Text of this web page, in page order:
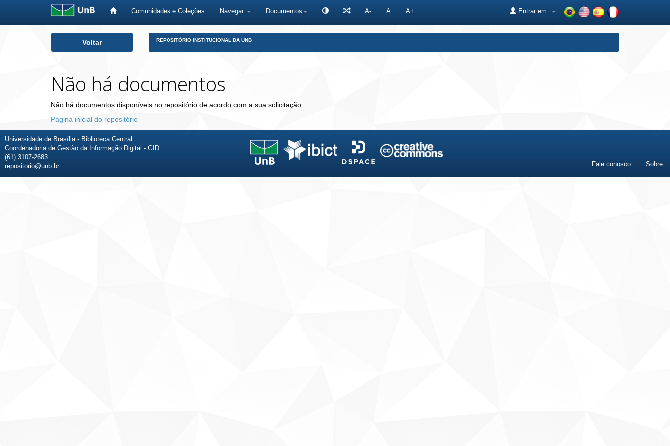
Comunidades e Coleções Navegar Documentos A- A A+ Entrar em:
Voltar REPOSITÓRIO INSTITUCIONAL DA UNB
Não há documentos
Não há documentos disponíveis no repositório de acordo com a sua solicitação.
Página inicial do repositório
Universidade de Brasília - Biblioteca Central
Coordenadoria de Gestão da Informação Digital - GID
(61) 3107-2683
repositorio@unb.br
Fale conosco Sobre